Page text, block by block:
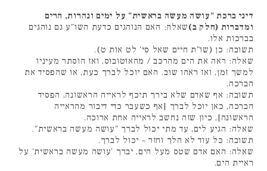
דיני ברכת "עושה מעשה בראשית" על ימים ונהרות, הרים
ומדברות (חלק ב)שאלה: האם הנוהגים כדעת השו"ע גם נוהגים
בברכות אלו.
תשובה: כן (שו"ת חיים שאל סי' לט אות ט).
שאלה: ראה את הים מהרכב / מהאוטובוס, ואז הוסתר מעיניו
למשך זמן, ואז ראהו שוב. האם יוכל לברך כעת, או שהפסיד את
הברכה.
תשובה: אף שאדם שלא בירך תיכף לראייה הראשונה, הפסיד
הברכה, כאן יוכל לברך [אף כשעבר כדי דיבור מהראייה
הראשונה], כיון שזה נחשב לראייה אחת ארוכה.
שאלה: הגיע לים, עד מתי יכול לברך "עושה מעשה בראשית".
תשובה: כל עוד לא הלך וחזר – יכול לברך.
שאלה: האם אדם שטס מעל הים, יברך 'עושה מעשה בראשית' על
ראיית הים.